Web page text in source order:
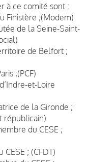
à ce comité sont :
Finistère ;(Modem)
de la Seine-Saint-
de Belfort ;
;(PCF)
et-Loire
de la Gironde ;
républicain)
du CESE ;
; (CFDT)